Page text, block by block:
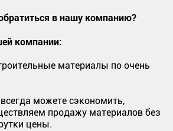
в нашу компанию?
компании:
материалы по очень
можете сэкономить,
продажу материалов без
цены.